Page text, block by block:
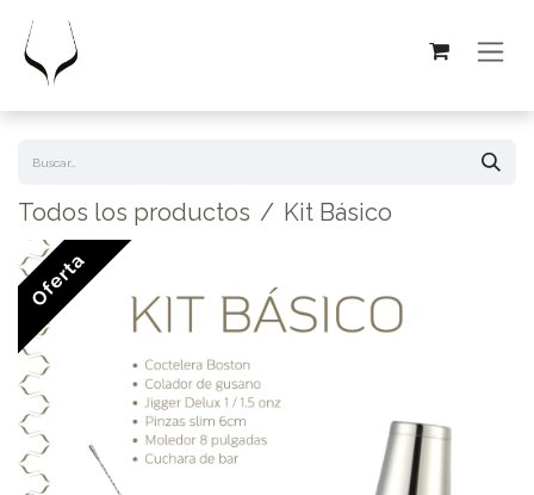
Todos los productos Kit Básico
Oferta